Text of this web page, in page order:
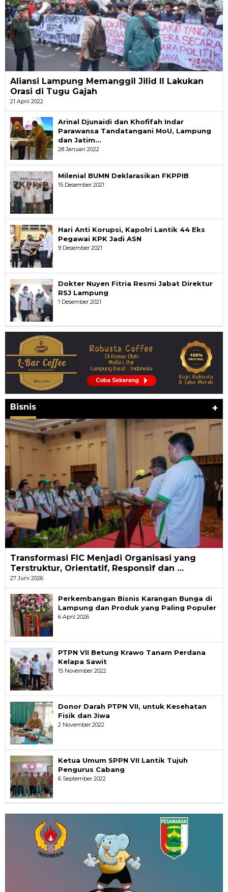
Aliansi Lampung Memanggil Jilid II Lakukan
Orasi di Tugu Gajah
21 April 2022
Arinal Djunaidi dan Khofifah Indar
Parawansa Tandatangani MoU, Lampung
dan Jatim…
28 Januari 2022
Milenial BUMN Deklarasikan FKPPIB
15 Desember 2021
Hari Anti Korupsi, Kapolri Lantik 44 Eks
Pegawai KPK Jadi ASN
9 Desember 2021
Dokter Nuyen Fitria Resmi Jabat Direktur
RSJ Lampung
1 Desember 2021
Bisnis +
Transformasi FIC Menjadi Organisasi yang
Terstruktur, Orientatif, Responsif dan …
27 Juni 2026
Perkembangan Bisnis Karangan Bunga di
Lampung dan Produk yang Paling Populer
6 April 2026
PTPN VII Betung Krawo Tanam Perdana
Kelapa Sawit
15 November 2022
Donor Darah PTPN VII, untuk Kesehatan
Fisik dan Jiwa
2 November 2022
Ketua Umum SPPN VII Lantik Tujuh
Pengurus Cabang
6 September 2022